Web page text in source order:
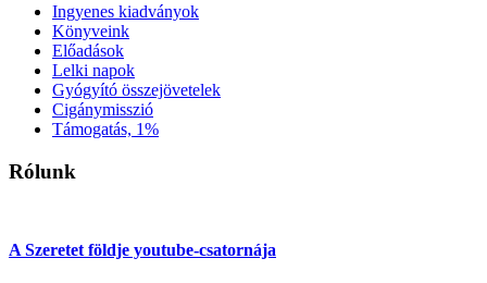
Ingyenes kiadványok
Könyveink
Előadások
Lelki napok
Gyógyító összejövetelek
Cigánymisszió
Támogatás, 1%
Rólunk
A Szeretet földje youtube-csatornája